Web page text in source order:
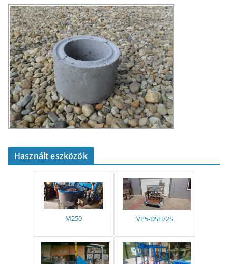
Használt eszközök
M250 VP5-DSH/2S